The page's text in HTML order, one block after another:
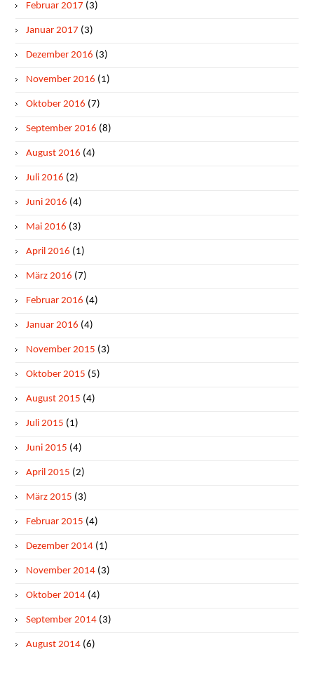
Februar 2017 (3)
Januar 2017 (3)
Dezember 2016 (3)
November 2016 (1)
Oktober 2016 (7)
September 2016 (8)
August 2016 (4)
Juli 2016 (2)
Juni 2016 (4)
Mai 2016 (3)
April 2016 (1)
März 2016 (7)
Februar 2016 (4)
Januar 2016 (4)
November 2015 (3)
Oktober 2015 (5)
August 2015 (4)
Juli 2015 (1)
Juni 2015 (4)
April 2015 (2)
März 2015 (3)
Februar 2015 (4)
Dezember 2014 (1)
November 2014 (3)
Oktober 2014 (4)
September 2014 (3)
August 2014 (6)